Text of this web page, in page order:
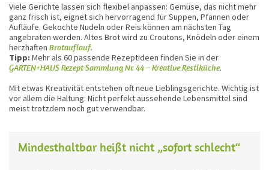
Viele Gerichte lassen sich flexibel anpassen: Gemüse, das nicht mehr
ganz frisch ist, eignet sich hervorragend für Suppen, Pfannen oder
Aufläufe. Gekochte Nudeln oder Reis können am nächsten Tag
angebraten werden. Altes Brot wird zu Croutons, Knödeln oder einem
herzhaften Brotauflauf.
Tipp: Mehr als 60 passende Rezeptideen finden Sie in der
GARTEN+HAUS Rezept-Sammlung Nr. 44 – Kreative Restlküche.
Mit etwas Kreativität entstehen oft neue Lieblingsgerichte. Wichtig ist
vor allem die Haltung: Nicht perfekt aussehende Lebensmittel sind
meist trotzdem noch gut verwendbar.
Mindesthaltbar heißt nicht „sofort schlecht“